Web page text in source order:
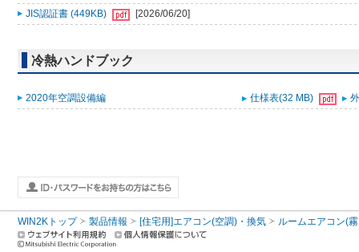
JIS認証書 (449KB)
[2026/06/20]
冷熱ハンドブック
2020年空調設備編 仕様表(32 MB)
WIN2Kトップ 製品情報 [住宅用]エアコン(空調)・換気 ルームエアコン(